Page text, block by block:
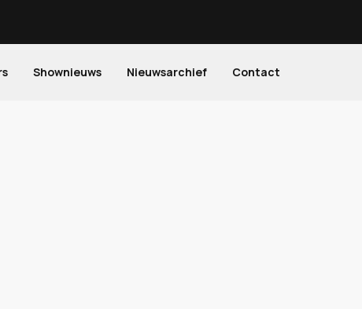
Shownieuws Nieuwsarchief Contact